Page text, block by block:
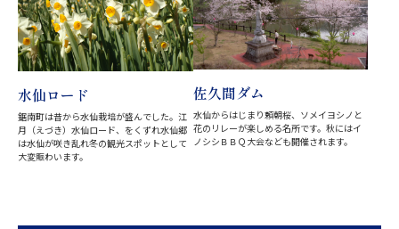
水仙ロード
鋸南町は昔から水仙栽培が盛んでした。江
月（えづき）水仙ロード、をくずれ水仙郷
は水仙が咲き乱れ冬の観光スポットとして
大変賑わいます。
佐久間ダム
水仙からはじまり頼朝桜、ソメイヨシノと
花のリレーが楽しめる名所です。秋にはイ
ノシシＢＢＱ大会なども開催されます。